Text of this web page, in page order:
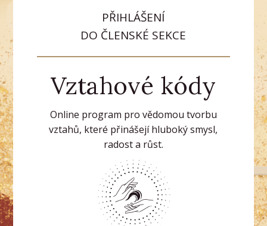
PŘIHLÁŠENÍ
DO ČLENSKÉ SEKCE
Vztahové kódy
Online program pro vědomou tvorbu
vztahů, které přinášejí hluboký smysl,
radost a růst.